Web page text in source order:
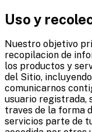
Uso y
Nuestro objetivo
recopilacion de
los productos y
del Sitio,
comunicarnos
usuario registrada,
traves de la forma
servicios parte de